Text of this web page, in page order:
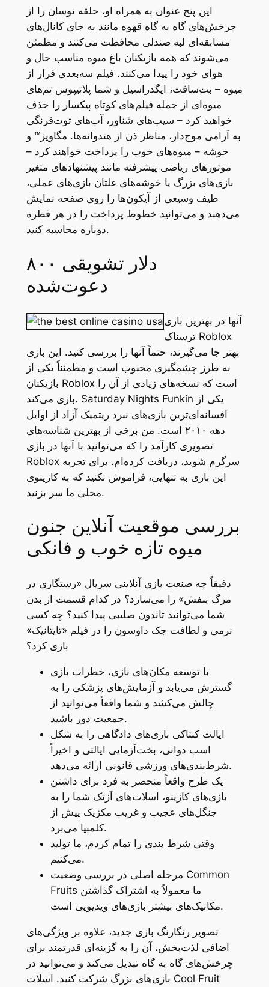
این پنج عنوان به همراه او، حلقه نوسان را از
چرخش‌های گاه به گاه قهوه مانند به جای کانال‌های
مسابقه‌ای لبه صندلی محافظت می‌کنند و مطمئن
می‌شوند که همه بازیکنان باغ میوه مناسب حال و
هوای خود را پیدا می‌کنند. فیلم سه‌بعدی فرار از
میوه – بت‌سافت، ایگدراسیل و شما پلاتیپوس تم‌های
میوه‌ای از جمله فیلم‌های کوتاه پیکسار را حذف
خواهید کرد – سیب‌های شناور، آب‌های توت‌فرنگی
به آرامی موج‌دار، مناظر ذن از هندوانه‌ها. مگاویز™ و
خوشه – میوه‌های خوب را پرداخت خواهند کرد –
موتورهای ریاضی پیشرفته مانند پیشنهادهای متغیر
بازی‌های بزرگ یا خوشه‌های غلتان بازی‌های عملی،
طیف وسیعی از آیکون‌ها را روی صفحه نمایش
می‌دهند و می‌توانید خطوط پرداخت را در هر قطره
دوباره محاسبه کنید.
۸۰۰ دلار تشویقی
دعوت‌شده
آنها در بهترین بازی
ترسناک Roblox
بهتر جا می‌گیرند، حتماً آنها را بررسی کنید. این بازی
به طرز چشمگیری محبوب است و مطمئناً یکی از
بازیکنان Roblox است که نسخه‌های زیادی از آن را
بازی می‌کند. Saturday Nights Funkin یکی از
افسانه‌ای‌ترین بازی‌های نبرد ریتمیک آزاد از اوایل
دهه ۲۰۱۰ است. من برخی از بهترین شناسه‌های
تصویری کارآمد را که می‌توانید با آنها در بازی
Roblox سرگرم شوید، دریافت کرده‌ام. برای تجربه
این بازی به تنهایی، فراموش نکنید که به کازینوی
محلی ما سر بزنید.
بررسی موقعیت آنلاین جنون
میوه تازه خوب و فانکی
دقیقاً چه صنعت بازی آنلاینی سریال «رستگاری در
مرگ بنفش» را می‌سازد؟ در کدام قسمت از بدن
شما می‌توانید تاندون صلیبی پیدا کنید؟ چه کسی
نرمی و لطافت جک داوسون را در فیلم «تایتانیک»
بازی کرد؟
با توسعه مکان‌های بازی، خطرات بازی
گسترش می‌یابد و آزمایش‌های پزشکی را به
چالش می‌کشد و شما واقعاً می‌توانید از
جمعیت دور باشید.
ایالت کنتاکی بازی‌های دادگاهی را به شکل
اسب دوانی، بخت‌آزمایی ایالتی و اخیراً
شرط‌بندی‌های ورزشی قانونی ارائه می‌دهد.
یک طرح واقعاً منحصر به فرد برای داشتن
بازی‌های کازینو، اسلات‌های آزتک شما را به
جنگل‌های عجیب و غریب مکزیک پیش از
کلمبیا می‌برد.
وقتی شرط بندی را تمام کردم، ما تولید
می‌کنیم.
مرحله اصلی در بررسی وضعیت Common
Fruits ما معمولاً به اشتراک گذاشتن
مکانیک‌های بیشتر بازی‌های ویدیویی است.
تصویر رنگارنگ بازی جدید، علاوه بر ویژگی‌های
اضافی لذت‌بخش، آن را به گزینه‌ای قدرتمند برای
چرخش‌های گاه به گاه تبدیل می‌کند و می‌توانید در
بازی‌های بزرگ شرکت کنید. اسلات Cool Fruit